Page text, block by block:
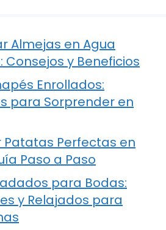
Almejas en Agua
Consejos y Beneficios
Enrollados:
para Sorprender en
Perfectas en
Paso a Paso
para Bodas:
y Relajados para